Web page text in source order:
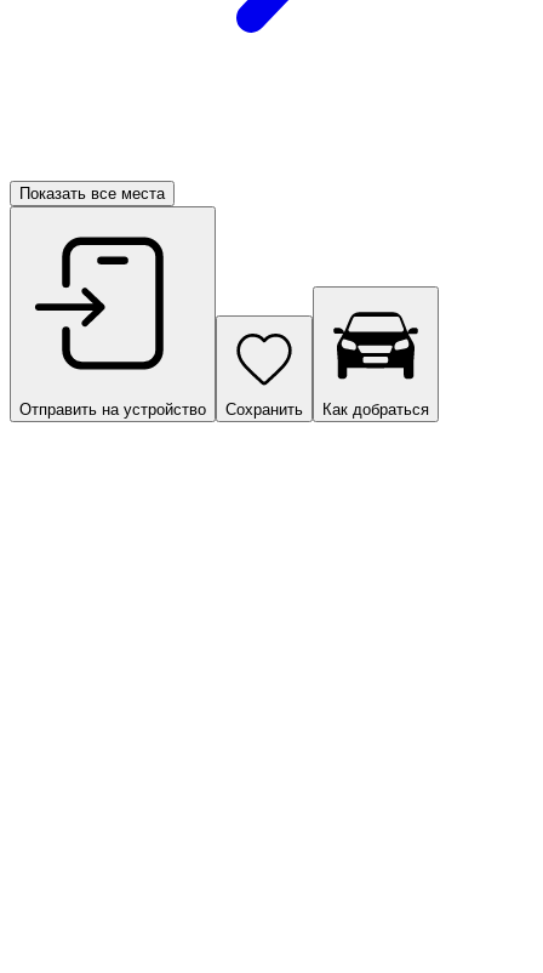
Показать все места
Отправить на устройство Сохранить Как добраться